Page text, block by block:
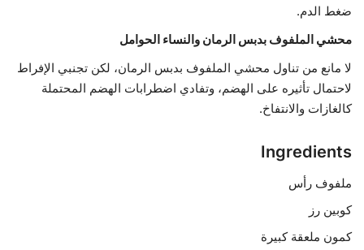
ضغط الدم.
محشي الملفوف بدبس الرمان والنساء الحوامل
لا مانع من تناول محشي الملفوف بدبس الرمان، لكن تجنبي الإفراط
لاحتمال تأثيره على الهضم، وتفادي اضطرابات الهضم المحتملة
كالغازات والانتفاخ.
Ingredients
ملفوف رأس
كوبين رز
كمون ملعقة كبيرة